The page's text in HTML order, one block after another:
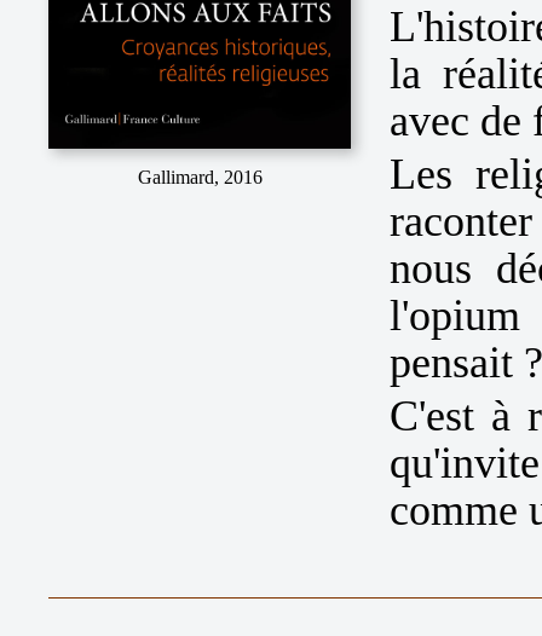
Gallimard, 2016
la
avec de
Les
nous
l'opium
pensait ?
C'est à
comme